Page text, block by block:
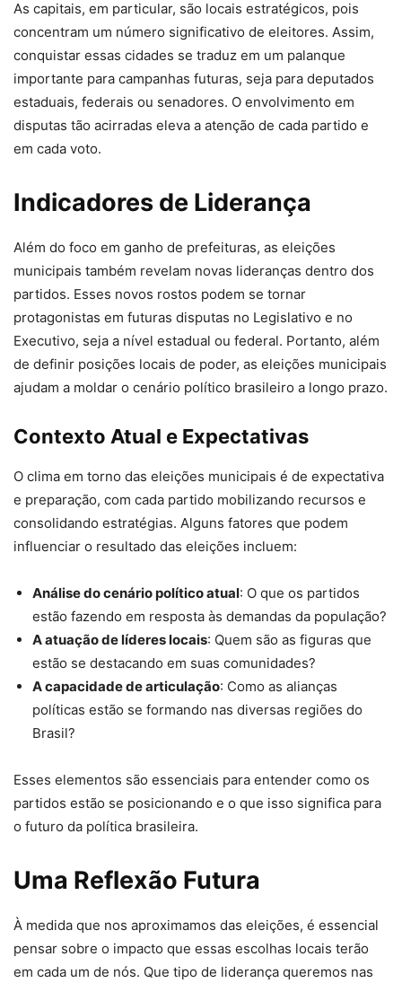
As capitais, em particular, são locais estratégicos, pois
concentram um número significativo de eleitores. Assim,
conquistar essas cidades se traduz em um palanque
importante para campanhas futuras, seja para deputados
estaduais, federais ou senadores. O envolvimento em
disputas tão acirradas eleva a atenção de cada partido e
em cada voto.
Indicadores de Liderança
Além do foco em ganho de prefeituras, as eleições
municipais também revelam novas lideranças dentro dos
partidos. Esses novos rostos podem se tornar
protagonistas em futuras disputas no Legislativo e no
Executivo, seja a nível estadual ou federal. Portanto, além
de definir posições locais de poder, as eleições municipais
ajudam a moldar o cenário político brasileiro a longo prazo.
Contexto Atual e Expectativas
O clima em torno das eleições municipais é de expectativa
e preparação, com cada partido mobilizando recursos e
consolidando estratégias. Alguns fatores que podem
influenciar o resultado das eleições incluem:
Análise do cenário político atual: O que os partidos
estão fazendo em resposta às demandas da população?
A atuação de líderes locais: Quem são as figuras que
estão se destacando em suas comunidades?
A capacidade de articulação: Como as alianças
políticas estão se formando nas diversas regiões do
Brasil?
Esses elementos são essenciais para entender como os
partidos estão se posicionando e o que isso significa para
o futuro da política brasileira.
Uma Reflexão Futura
À medida que nos aproximamos das eleições, é essencial
pensar sobre o impacto que essas escolhas locais terão
em cada um de nós. Que tipo de liderança queremos nas